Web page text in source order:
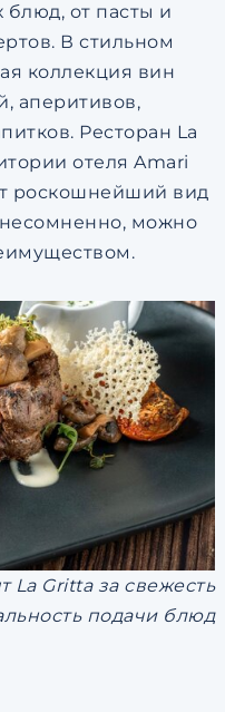
блюд, от пасты и
В стильном
коллекция вин
аперитивов,
Ресторан La
отеля Amari
роскошнейший вид
можно
La Gritta за свежесть
подачи блюд